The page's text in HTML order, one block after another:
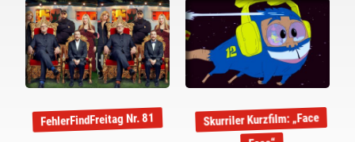
FehlerFindFreitag Nr. 81 Skurriler Kurzfilm: „Face